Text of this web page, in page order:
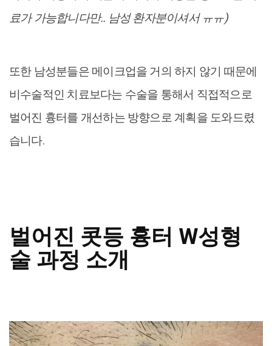
료가 가능합니다만.. 남성 환자분이셔서 ㅠㅠ)
또한 남성분들은 메이크업을 거의 하지 않기 때문에
비수술적인 치료보다는 수술을 통해서 직접적으로
벌어진 흉터를 개선하는 방향으로 계획을 도와드렸
습니다.
벌어진 콧등 흉터 W성형
술 과정 소개